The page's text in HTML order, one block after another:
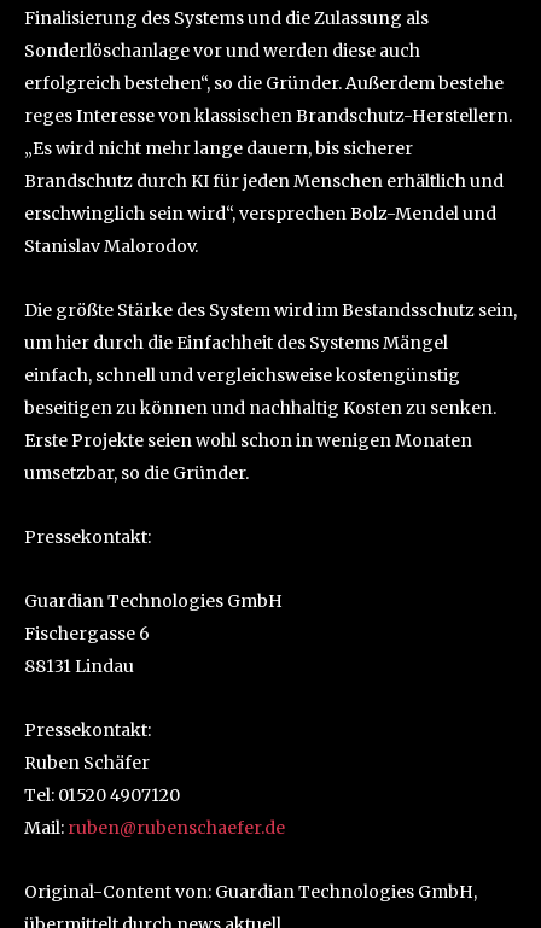
Finalisierung des Systems und die Zulassung als
Sonderlöschanlage vor und werden diese auch
erfolgreich bestehen“, so die Gründer. Außerdem bestehe
reges Interesse von klassischen Brandschutz-Herstellern.
„Es wird nicht mehr lange dauern, bis sicherer
Brandschutz durch KI für jeden Menschen erhältlich und
erschwinglich sein wird“, versprechen Bolz-Mendel und
Stanislav Malorodov.
Die größte Stärke des System wird im Bestandsschutz sein,
um hier durch die Einfachheit des Systems Mängel
einfach, schnell und vergleichsweise kostengünstig
beseitigen zu können und nachhaltig Kosten zu senken.
Erste Projekte seien wohl schon in wenigen Monaten
umsetzbar, so die Gründer.
Pressekontakt:
Guardian Technologies GmbH
Fischergasse 6
88131 Lindau
Pressekontakt:
Ruben Schäfer
Tel: 01520 4907120
Mail: ruben@rubenschaefer.de
Original-Content von: Guardian Technologies GmbH,